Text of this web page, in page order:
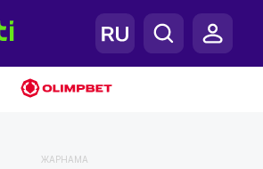
ЖАРНАМА